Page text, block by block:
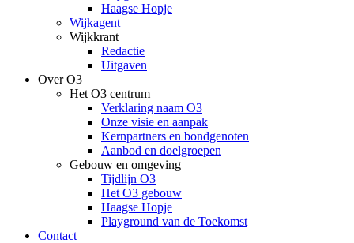
Haagse Hopje
Wijkagent
Wijkkrant
Redactie
Uitgaven
Over O3
Het O3 centrum
Verklaring naam O3
Onze visie en aanpak
Kernpartners en bondgenoten
Aanbod en doelgroepen
Gebouw en omgeving
Tijdlijn O3
Het O3 gebouw
Haagse Hopje
Playground van de Toekomst
Contact